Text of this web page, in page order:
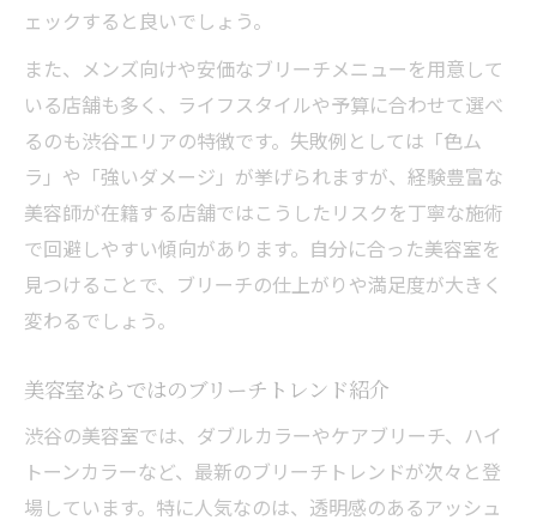
ェックすると良いでしょう。
また、メンズ向けや安価なブリーチメニューを用意して
いる店舗も多く、ライフスタイルや予算に合わせて選べ
るのも渋谷エリアの特徴です。失敗例としては「色ム
ラ」や「強いダメージ」が挙げられますが、経験豊富な
美容師が在籍する店舗ではこうしたリスクを丁寧な施術
で回避しやすい傾向があります。自分に合った美容室を
見つけることで、ブリーチの仕上がりや満足度が大きく
変わるでしょう。
美容室ならではのブリーチトレンド紹介
渋谷の美容室では、ダブルカラーやケアブリーチ、ハイ
トーンカラーなど、最新のブリーチトレンドが次々と登
場しています。特に人気なのは、透明感のあるアッシュ